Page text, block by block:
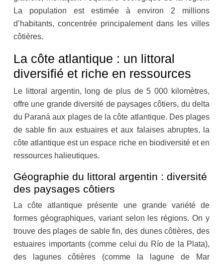
La population est estimée à environ 2 millions
d’habitants, concentrée principalement dans les villes
côtières.
La côte atlantique : un littoral
diversifié et riche en ressources
Le littoral argentin, long de plus de 5 000 kilomètres,
offre une grande diversité de paysages côtiers, du delta
du Paraná aux plages de la côte atlantique. Des plages
de sable fin aux estuaires et aux falaises abruptes, la
côte atlantique est un espace riche en biodiversité et en
ressources halieutiques.
Géographie du littoral argentin : diversité
des paysages côtiers
La côte atlantique présente une grande variété de
formes géographiques, variant selon les régions. On y
trouve des plages de sable fin, des dunes côtières, des
estuaires importants (comme celui du Río de la Plata),
des lagunes côtières (comme la lagune de Mar